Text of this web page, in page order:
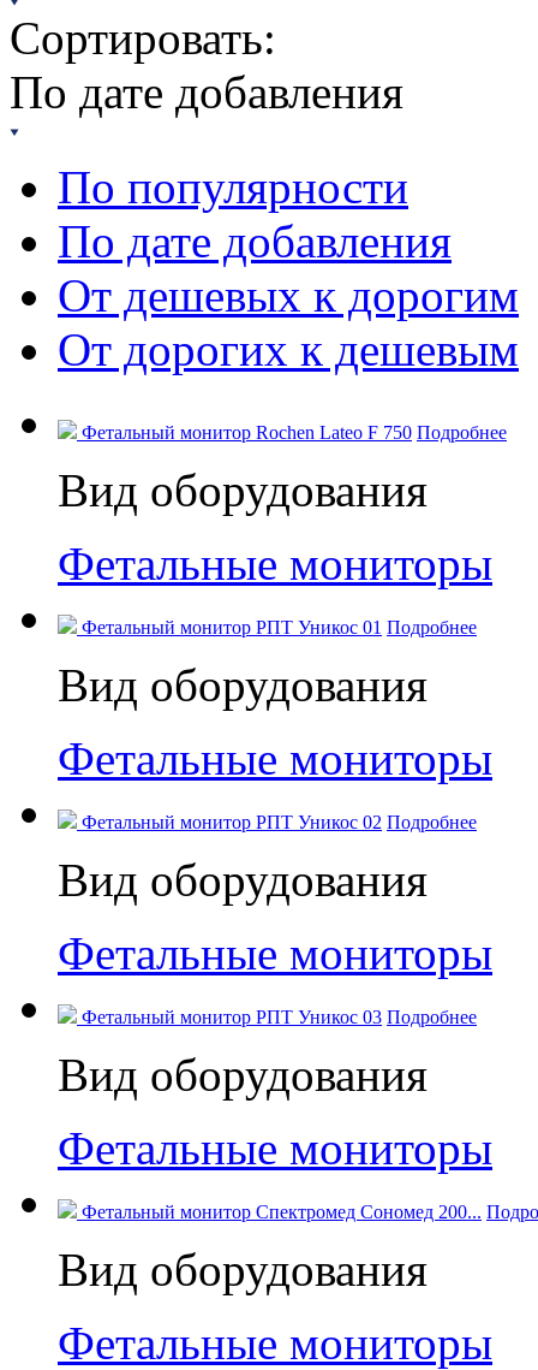
Сортировать:
По дате добавления
По популярности
По дате добавления
От дешевых к дорогим
От дорогих к дешевым
Фетальный монитор Rochen Lateo F 750 Подробнее
Вид оборудования
Фетальные мониторы
Фетальный монитор РПТ Уникос 01 Подробнее
Вид оборудования
Фетальные мониторы
Фетальный монитор РПТ Уникос 02 Подробнее
Вид оборудования
Фетальные мониторы
Фетальный монитор РПТ Уникос 03 Подробнее
Вид оборудования
Фетальные мониторы
Фетальный монитор Спектромед Сономед 200...
Вид оборудования
Фетальные мониторы